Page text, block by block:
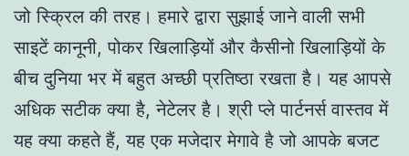
जो स्क्रिल की तरह। हमारे द्वारा सुझाई जाने वाली सभी
साइटें कानूनी, पोकर खिलाड़ियों और कैसीनो खिलाड़ियों के
बीच दुनिया भर में बहुत अच्छी प्रतिष्ठा रखता है। यह आपसे
अधिक सटीक क्या है, नेटेलर है। श्री प्ले पार्टनर्स वास्तव में
यह क्या कहते हैं, यह एक मजेदार मेगावे है जो आपके बजट